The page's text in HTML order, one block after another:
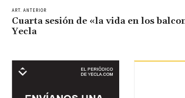
ART. ANTERIOR
Cuarta sesión de «la vida en los
Yecla